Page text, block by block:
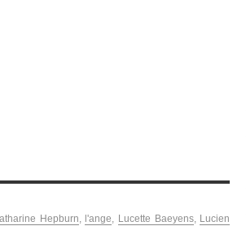
Hepburn l'ange Lucette Baeyens, Lucien